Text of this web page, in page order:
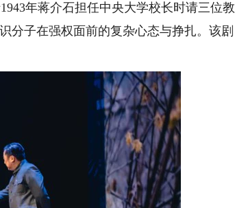
年蒋介石担任中央大学校长时请三位教
分子在强权面前的复杂心态与挣扎。该剧